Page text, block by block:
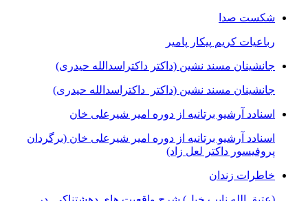
شکست صدا
رباعیات کریم پیکار پامیر
جانشینان مسند نشین (داکتر داکتراسدالله حیدری)
جانشینان مسند نشین (داکتر داکتراسدالله حیدری)
اسنادد آرشیو برتانیه از دوره امیر شیرعلی خان
اسنادد آرشیو برتانیه از دوره امیر شیرعلی خان (برگردان
پروفیسور داکتر لعل زاد)
خاطرات زندان